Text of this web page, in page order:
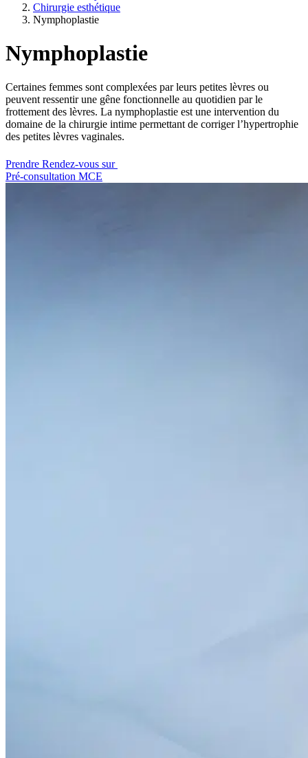
Chirurgie esthétique
Nymphoplastie
Nymphoplastie
Certaines femmes sont complexées par leurs petites lèvres ou
peuvent ressentir une gêne fonctionnelle au quotidien par le
frottement des lèvres. La nymphoplastie est une intervention du
domaine de la chirurgie intime permettant de corriger l’hypertrophie
des petites lèvres vaginales.
Prendre Rendez-vous sur
Pré-consultation MCE